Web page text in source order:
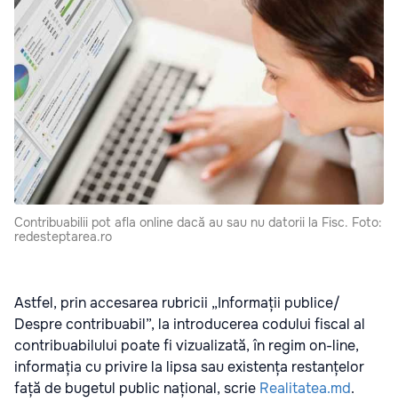
Contribuabilii pot afla online dacă au sau nu datorii la Fisc. Foto:
redesteptarea.ro
Astfel, prin accesarea rubricii „Informații publice/
Despre contribuabil”, la introducerea codului fiscal al
contribuabilului poate fi vizualizată, în regim on-line,
informația cu privire la lipsa sau existența restanțelor
față de bugetul public național, scrie Realitatea.md.